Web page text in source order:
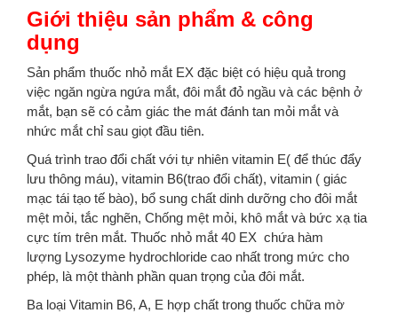
Giới thiệu sản phẩm & công
dụng
Sản phẩm thuốc nhỏ mắt EX đặc biệt có hiệu quả trong
việc ngăn ngừa ngứa mắt, đôi mắt đỏ ngầu và các bệnh ở
mắt, bạn sẽ có cảm giác the mát đánh tan mỏi mắt và
nhức mắt chỉ sau giọt đầu tiên.
Quá trình trao đổi chất với tự nhiên vitamin E( để thúc đẩy
lưu thông máu), vitamin B6(trao đổi chất), vitamin ( giác
mạc tái tạo tế bào), bổ sung chất dinh dưỡng cho đôi mắt
mệt mỏi, tắc nghẽn, Chống mệt mỏi, khô mắt và bức xạ tia
cực tím trên mắt. Thuốc nhỏ mắt 40 EX chứa hàm
lượng Lysozyme hydrochloride cao nhất trong mức cho
phép, là một thành phần quan trọng của đôi mắt.
Ba loại Vitamin B6, A, E hợp chất trong thuốc chữa mờ